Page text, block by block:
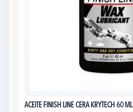
ACEITE FINISH LINE CERA KRYTECH 60 ML